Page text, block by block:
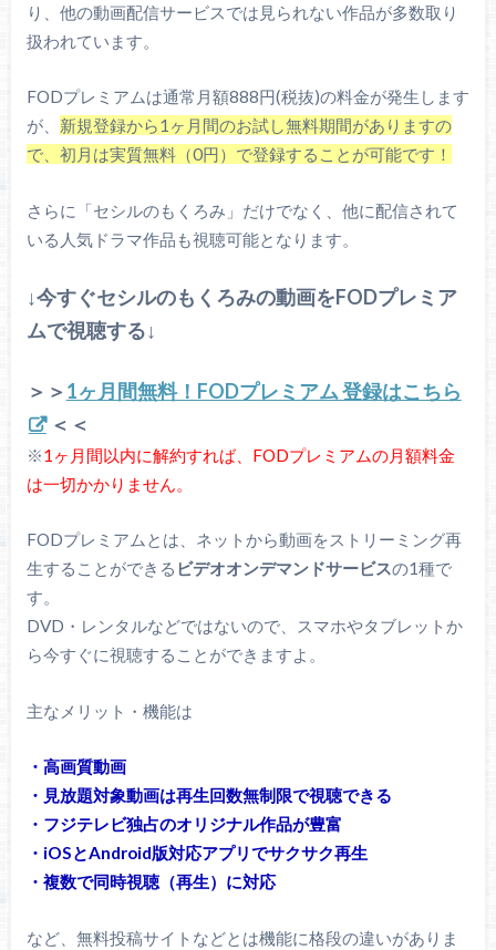
り、他の動画配信サービスでは見られない作品が多数取り
扱われています。
FODプレミアムは通常月額888円(税抜)の料金が発生します
が、 新規登録から1ヶ月間のお試し無料期間がありますの
で、初月は実質無料（0円）で登録することが可能です！
さらに「セシルのもくろみ」だけでなく、他に配信されて
いる人気ドラマ作品も視聴可能となります。
↓今すぐセシルのもくろみの動画をFODプレミア
ムで視聴する↓
＞＞ 1ヶ月間無料！FODプレミアム 登録はこちら
＜＜
※1ヶ月間以内に解約すれば、FODプレミアムの月額料金
は一切かかりません。
FODプレミアムとは、ネットから動画をストリーミング再
生することができる ビデオオンデマンドサービスの1種で
す。
DVD・レンタルなどではないので、スマホやタブレットか
ら今すぐに視聴することができますよ。
主なメリット・機能は
・高画質動画
・見放題対象動画は再生回数無制限で視聴できる
・フジテレビ独占のオリジナル作品が豊富
・iOSとAndroid版対応アプリでサクサク再生
・複数で同時視聴（再生）に対応
など、無料投稿サイトなどとは機能に格段の違いがありま